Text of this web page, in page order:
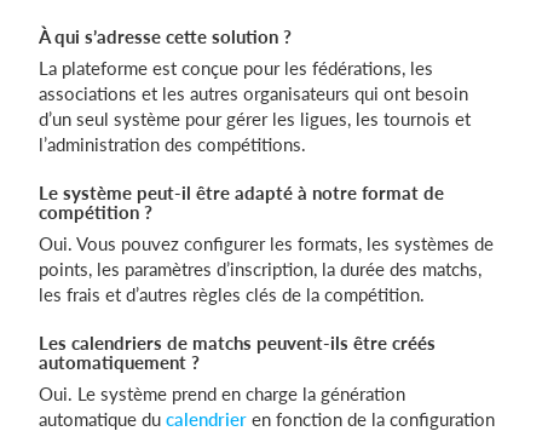
À qui s’adresse cette solution ?
La plateforme est conçue pour les fédérations, les
associations et les autres organisateurs qui ont besoin
d’un seul système pour gérer les ligues, les tournois et
l’administration des compétitions.
Le système peut-il être adapté à notre format de
compétition ?
Oui. Vous pouvez configurer les formats, les systèmes de
points, les paramètres d’inscription, la durée des matchs,
les frais et d’autres règles clés de la compétition.
Les calendriers de matchs peuvent-ils être créés
automatiquement ?
Oui. Le système prend en charge la génération
automatique du calendrier en fonction de la configuration